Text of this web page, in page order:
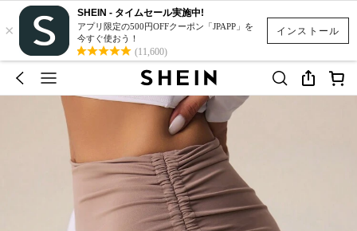
インストール
×
SHEIN - タイムセール実施中!
アプリ限定の500円OFFクーポン「JPAPP」を
今すぐ使おう！
(11,600)